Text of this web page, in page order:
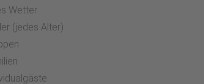
Wetter
(jedes Alter)